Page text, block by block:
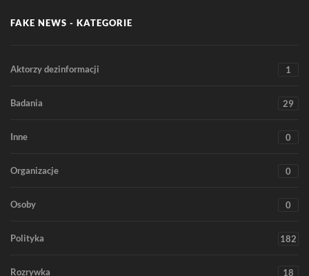
FAKE NEWS - KATEGORIE
Aktorzy dezinformacji 1
Badania 29
Inne 0
Organizacje 0
Osoby 0
Polityka 182
Rozrywka 18